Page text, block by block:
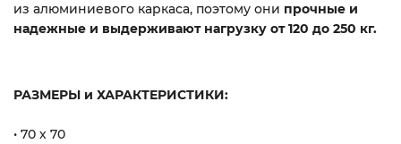
из алюминиевого каркаса, поэтому они прочные и
надежные и выдерживают нагрузку от 120 до 250 кг.
РАЗМЕРЫ и ХАРАКТЕРИСТИКИ:
• 70 х 70